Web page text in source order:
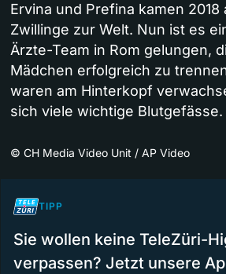
Ervina und Prefina kamen 2018
Zwillinge zur Welt. Nun ist es
Ärzte-Team in Rom gelungen,
Mädchen erfolgreich zu
waren am Hinterkopf
sich viele wichtige Blutgefässe.
© CH Media Video Unit / AP Video
TIPP
Sie wollen keine TeleZüri-
verpassen? Jetzt unsere